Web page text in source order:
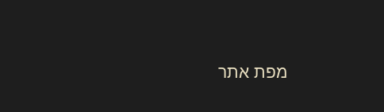
מפת אתר